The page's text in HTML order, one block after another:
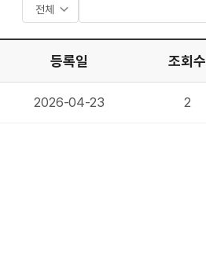
색
어
입
력
등록일 조회수
등
2026-04-23
조
2